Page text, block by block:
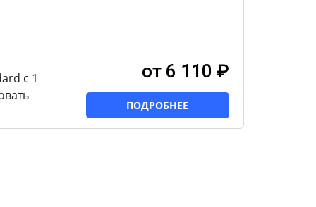
с 1
от 6 110 ₽
ПОДРОБНЕЕ